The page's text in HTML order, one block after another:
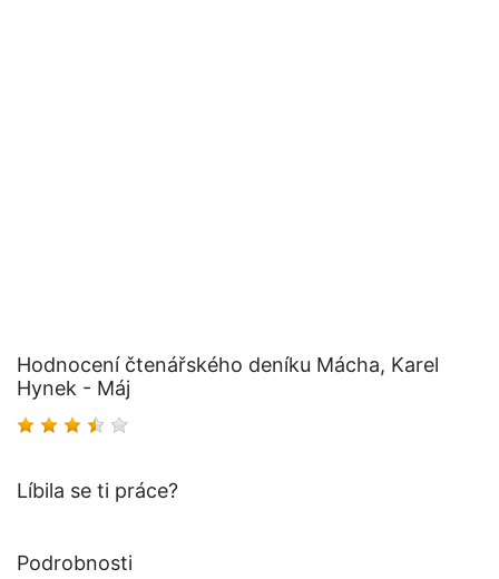
Hodnocení čtenářského deníku Mácha, Karel
Hynek - Máj
Líbila se ti práce?
Podrobnosti